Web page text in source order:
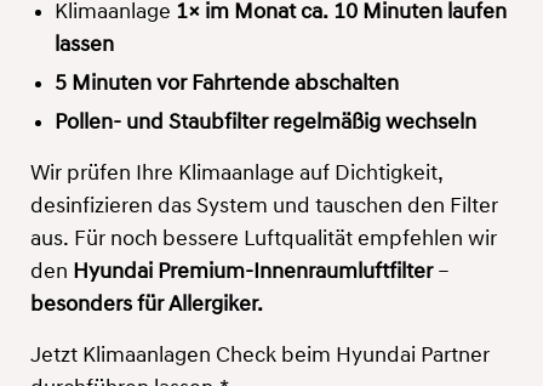
Klimaanlage 1× im Monat ca. 10 Minuten laufen
lassen
5 Minuten vor Fahrtende abschalten
Pollen- und Staubfilter regelmäßig wechseln
Wir prüfen Ihre Klimaanlage auf Dichtigkeit,
desinfizieren das System und tauschen den Filter
aus. Für noch bessere Luftqualität empfehlen wir
den Hyundai Premium-Innenraumluftfilter–
besonders für Allergiker.
Jetzt Klimaanlagen Check beim Hyundai Partner